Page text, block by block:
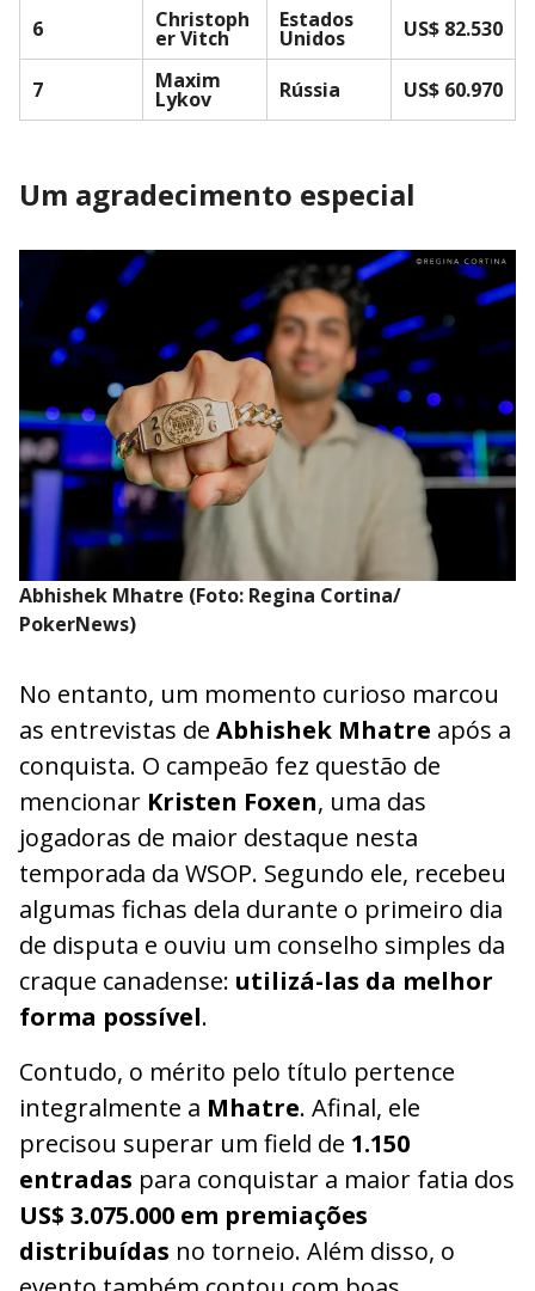
6 Christoph
er Vitch
Estados
Unidos US$ 82.530
7 Maxim
Lykov Rússia US$ 60.970
Um agradecimento especial
Abhishek Mhatre (Foto: Regina Cortina/
PokerNews)
No entanto, um momento curioso marcou
as entrevistas de Abhishek Mhatre após a
conquista. O campeão fez questão de
mencionar Kristen Foxen, uma das
jogadoras de maior destaque nesta
temporada da WSOP. Segundo ele, recebeu
algumas fichas dela durante o primeiro dia
de disputa e ouviu um conselho simples da
craque canadense: utilizá-las da melhor
forma possível.
Contudo, o mérito pelo título pertence
integralmente a Mhatre. Afinal, ele
precisou superar um field de 1.150
entradas para conquistar a maior fatia dos
US$ 3.075.000 em premiações
distribuídas no torneio. Além disso, o